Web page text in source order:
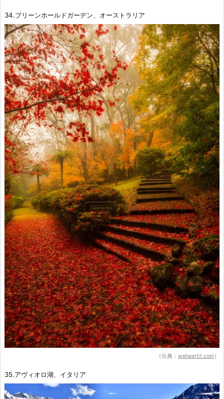
34.ブリーンホールドガーデン、オーストラリア
（出典： weheartit.com）
35.アヴィオロ湖、イタリア